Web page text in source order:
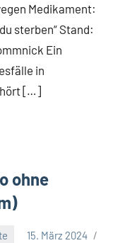
Medikament:
sterben“ Stand:
Ein
in
[…]
ohne
15. März 2024